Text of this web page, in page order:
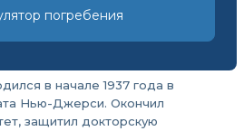
погребения
в начале 1937 года в
Нью-Джерси. Окончил
защитил докторскую